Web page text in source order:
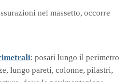
nel massetto, occorre
: posati lungo il perimetro
lungo pareti, colonne, pilastri,